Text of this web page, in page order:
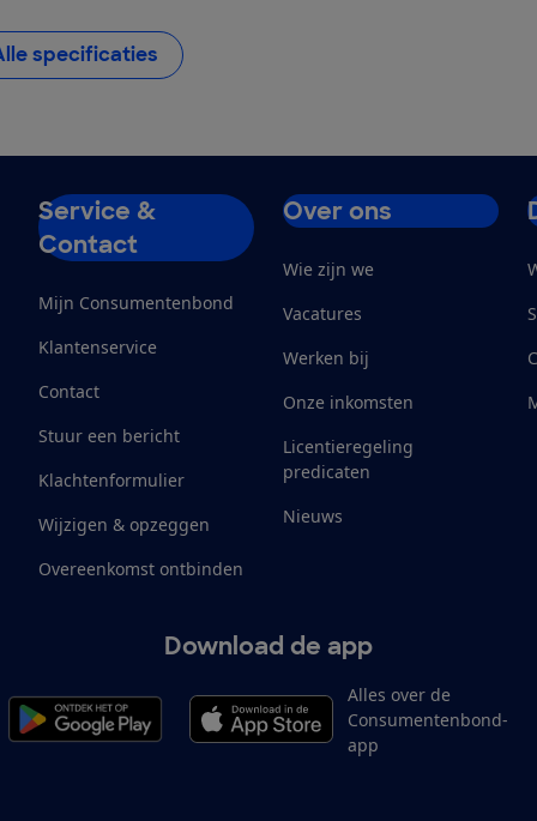
specificaties
Service &
Contact
Mijn Consumentenbond
Klantenservice
Contact
Stuur een bericht
Klachtenformulier
Wijzigen & opzeggen
Overeenkomst ontbinden
Over ons
Wie zijn we
Vacatures
Werken bij
Onze inkomsten
Licentieregeling
predicaten
Nieuws
Download de app
Alles over de
Consumentenbond-
app